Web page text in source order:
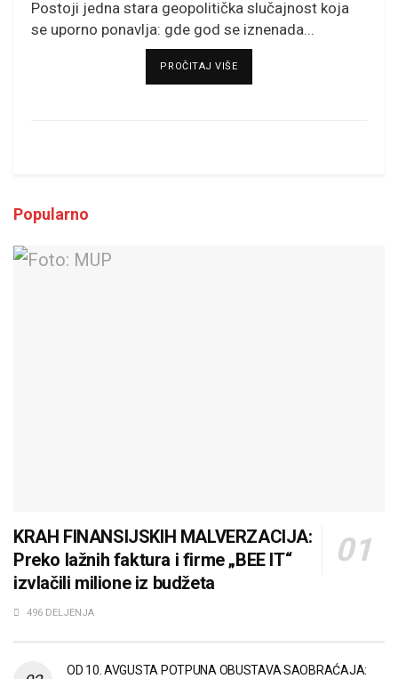
Postoji jedna stara geopolitička slučajnost koja
se uporno ponavlja: gde god se iznenada...
PROČITAJ VIŠEDETAILS
Popularno
KRAH FINANSIJSKIH MALVERZACIJA:
Preko lažnih faktura i firme „BEE IT“
izvlačili milione iz budžeta
496 DELJENJA
OD 10. AVGUSTA POTPUNA OBUSTAVA SAOBRAĆAJA: